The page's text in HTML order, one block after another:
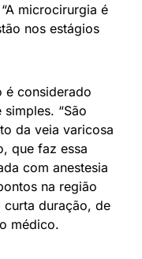
microcirurgia é
nos estágios
é considerado
“São
da veia varicosa
que faz essa
com anestesia
na região
duração, de
médico.